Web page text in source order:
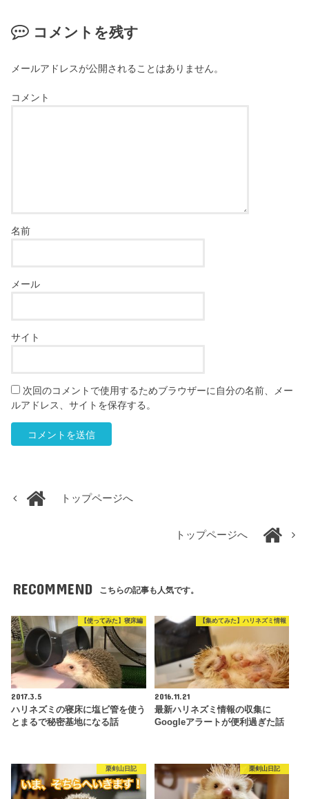
コメントを残す
メールアドレスが公開されることはありません。
コメント
名前
メール
サイト
次回のコメントで使用するためブラウザーに自分の名前、メー
ルアドレス、サイトを保存する。
トップページへ
トップページへ
RECOMMEND こちらの記事も人気です。
【使ってみた】寝床編
2017.3.5
ハリネズミの寝床に塩ビ管を使う
とまるで秘密基地になる話
【集めてみた】ハリネズミ情報
2016.11.21
最新ハリネズミ情報の収集に
Googleアラートが便利過ぎた話
栗剣山日記 栗剣山日記